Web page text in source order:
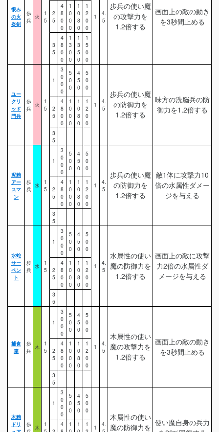
恨み
の火
炎剣
歩
兵
火
1
5
1
4.
5
歩兵の使い魔
の攻撃力を
1.2倍する
画面上の敵の動き
を3秒間止める
2
5
4
8
0
0
1
0
0
0
1
0
8
0
1
2
0
0
3
5
4
8
0
0
1
3
0
0
1
3
5
0
1
5
0
0
ユー
クリ
ッド
門兵
歩
兵
火
1
5
1
3
0
0
0
5
0
0
4
5
0
5
0
0
1
4.
5
歩兵の使い魔
の防御力を
1.2倍する
味方の洗脳兵の防
御力を1.2倍する
2
5
4
8
0
0
1
0
0
0
1
0
8
0
1
2
0
0
3
5
泥精
アー
スマ
ン
歩
兵
水
1
5
1
3
0
0
0
5
0
0
4
5
0
5
0
0
1
4.
5
歩兵の使い魔
の防御力を
1.2倍する
敵1体に攻撃力10
倍の水属性ダメー
ジを与える
2
5
4
8
0
0
1
0
0
0
1
0
8
0
1
2
0
0
3
5
水蛇
サー
ペン
ト
歩
兵
水
1
5
1
3
0
0
0
5
0
0
4
5
0
5
0
0
1
4.
5
水属性の使い
魔の防御力を
1.2倍する
画面上の敵に攻撃
力2倍の水属性ダ
メージを与える
2
5
4
8
0
0
1
0
0
0
1
0
8
0
1
2
0
0
3
5
捕食
箱
歩
兵
木
1
5
1
3
0
0
0
5
0
0
4
5
0
5
0
0
1
4.
5
木属性の使い
魔の攻撃力を
1.2倍する
画面上の敵の動き
を3秒間止める
2
5
4
8
0
0
1
0
0
0
1
0
8
0
1
2
0
0
3
5
木精
ドリ
歩 木
1
1
3
0
0
0
5
0
0
4
5
0
5
0
0
1
4.
木属性の使い
魔の防御力を 使い魔自身の兵力
4
1
1
1